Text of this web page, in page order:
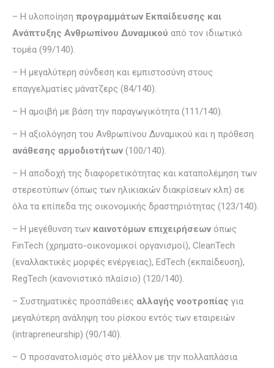
– Η υλοποίηση προγραμμάτων Εκπαίδευσης και
Ανάπτυξης Ανθρωπίνου Δυναμικού από τον ιδιωτικό
τομέα (99/140).
– Η μεγαλύτερη σύνδεση και εμπιστοσύνη στους
επαγγελματίες μάνατζερς (84/140).
– Η αμοιβή με βάση την παραγωγικότητα (111/140).
– Η αξιολόγηση του Ανθρωπίνου Δυναμικού και η πρόθεση
ανάθεσης αρμοδιοτήτων (100/140).
– Η αποδοχή της διαφορετικότητας και καταπολέμηση των
στερεοτύπων (όπως των ηλικιακών διακρίσεων κλπ) σε
όλα τα επίπεδα της οικονομικής δραστηριότητας (123/140).
– Η μεγέθυνση των καινοτόμων επιχειρήσεων όπως
FinTech (χρηματο-οικονομικοί οργανισμοί), CleanTech
(εναλλακτικές μορφές ενέργειας), EdTech (εκπαίδευση),
RegTech (κανονιστικό πλαίσιο) (120/140).
– Συστηματικές προσπάθειες αλλαγής νοοτροπίας για
μεγαλύτερη ανάληψη του ρίσκου εντός των εταιρειών
(intrapreneurship) (90/140).
– Ο προσανατολισμός στο μέλλον με την πολλαπλάσια